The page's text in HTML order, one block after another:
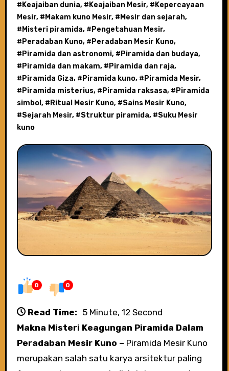
# Keajaiban dunia, # Keajaiban Mesir, # Kepercayaan
Mesir, # Makam kuno Mesir, # Mesir dan sejarah,
# Misteri piramida, # Pengetahuan Mesir,
# Peradaban Kuno, # Peradaban Mesir Kuno,
# Piramida dan astronomi, # Piramida dan budaya,
# Piramida dan makam, # Piramida dan raja,
# Piramida Giza, # Piramida kuno, # Piramida Mesir,
# Piramida misterius, # Piramida raksasa, # Piramida
simbol , # Ritual Mesir Kuno, #Sains Mesir Kuno,
#Sejarah Mesir, #Struktur piramida, #Suku Mesir
kuno
0 0
Read Time: 5 Minute, 12 Second
Makna Misteri Keagungan Piramida Dalam
Peradaban Mesir Kuno – Piramida Mesir Kuno
merupakan salah satu karya arsitektur paling